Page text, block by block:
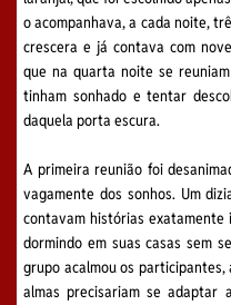
o acompanhava, a cada noite,
crescera e já contava com
que na quarta noite se
tinham sonhado e tentar
daquela porta
A primeira reunião foi
vagamente dos sonhos. Um
contavam histórias exatamente
dormindo em suas casas sem
grupo acalmou os participantes,
almas precisariam se adaptar